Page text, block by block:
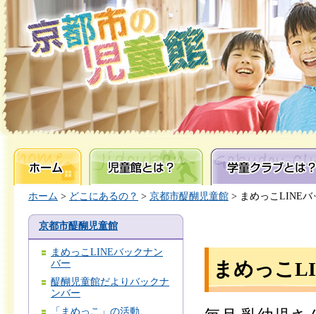
ホーム 児童館とは？ 学童クラブとは？
ホーム > どこにあるの？ > 京都市醍醐児童館 > まめっこLINEバ
京都市醍醐児童館
まめっこLINEバックナン
バー
醍醐児童館だよりバックナ
ンバー
「まめっこ」の活動
まめっこ